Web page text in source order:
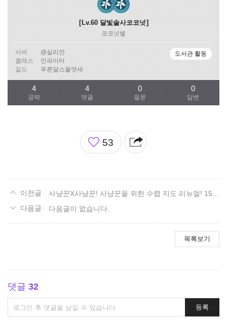
Lv.60 달빛술사코코넛
코코넛별
서버
@실리안
클래스
인파이터
길드
푸른달스물엿새
도서관 활동
공략
4
댓글
4
질문
0
답변
0
좋
아
53
사냥꾼X사냥꾼! 사냥꾼을 위한 수렵 지도 리뉴얼! 15. 볼다이크 편.
다음글이 없습니다.
목록보기
댓글 32
댓
글
등록